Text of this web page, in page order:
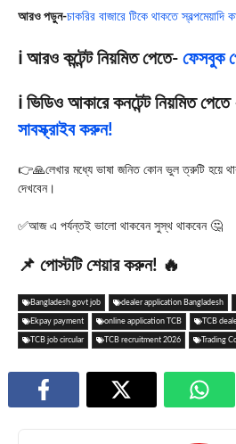
আরও পড়ুন-চাকরির বাজারে টিকে থাকতে স্বল্পমেয়াদি
ℹ️ আরও কন্টেন্ট নিয়মিত পেতে- ফেসবুক
ℹ️ ভিডিও আকারে কনটেন্ট নিয়মিত পেতে
সাবস্ক্রাইব করুন!
👉🙏লেখার মধ্যে ভাষা জনিত কোন ভুল ত্রুটি হয়ে
দেখবেন।
✅আজ এ পর্যন্তই ভালো থাকবেন সুস্থ থাকবেন 🤔
📌 পোস্টটি শেয়ার করুন! 🔥
Bangladesh govt job dealer application Bangladesh
Ekpay payment online application TCB TCB
TCB job circular TCB recruitment 2026 Trading